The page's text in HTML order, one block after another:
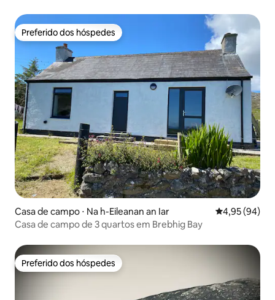
Preferido dos hóspedes
Preferido dos hóspedes
Casa de campo ⋅ Na h-Eileanan an Iar 4,95 de uma
4,95 (94)
Casa de campo de 3 quartos em Brebhig Bay
Preferido dos hóspedes
Preferido dos hóspedes